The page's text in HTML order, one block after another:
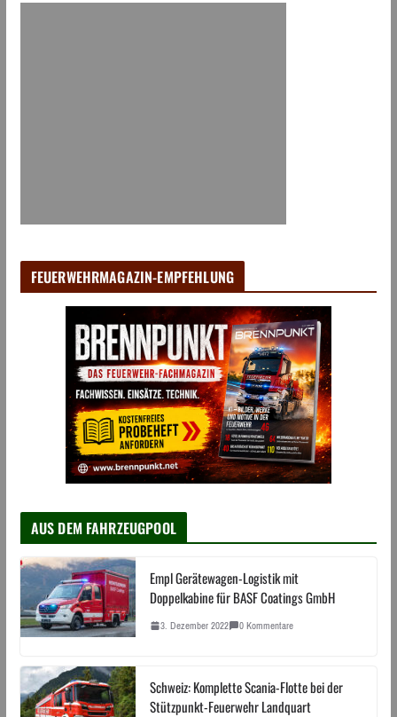
FEUERWEHRMAGAZIN-EMPFEHLUNG
AUS DEM FAHRZEUGPOOL
Empl Gerätewagen-Logistik mit
Doppelkabine für BASF Coatings GmbH
3. Dezember 2022 0 Kommentare
Schweiz: Komplette Scania-Flotte bei der
Stützpunkt-Feuerwehr Landquart